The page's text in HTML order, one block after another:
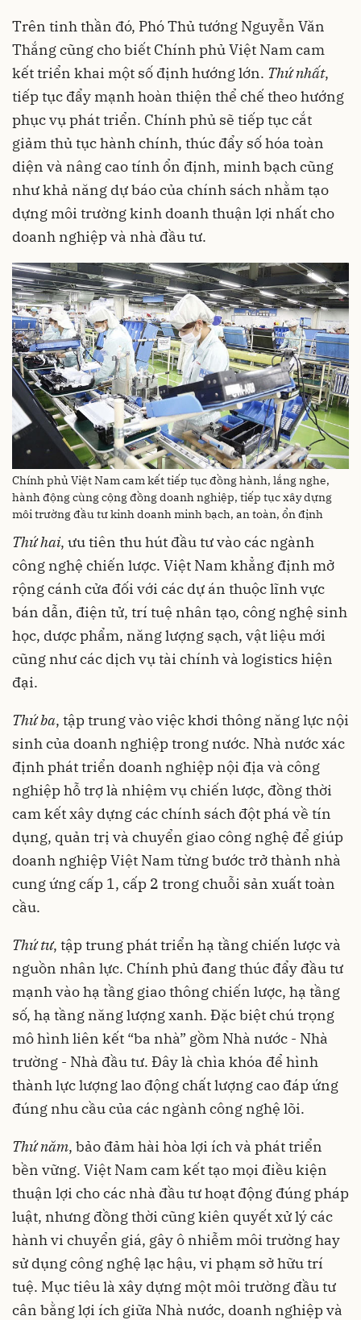
Trên tinh thần đó, Phó Thủ tướng Nguyễn Văn
Thắng cũng cho biết Chính phủ Việt Nam cam
kết triển khai một số định hướng lớn. Thứ nhất,
tiếp tục đẩy mạnh hoàn thiện thể chế theo hướng
phục vụ phát triển. Chính phủ sẽ tiếp tục cắt
giảm thủ tục hành chính, thúc đẩy số hóa toàn
diện và nâng cao tính ổn định, minh bạch cũng
như khả năng dự báo của chính sách nhằm tạo
dựng môi trường kinh doanh thuận lợi nhất cho
doanh nghiệp và nhà đầu tư.
Chính phủ Việt Nam cam kết tiếp tục đồng hành, lắng nghe,
hành động cùng cộng đồng doanh nghiệp, tiếp tục xây dựng
môi trường đầu tư kinh doanh minh bạch, an toàn, ổn định
Thứ hai, ưu tiên thu hút đầu tư vào các ngành
công nghệ chiến lược. Việt Nam khẳng định mở
rộng cánh cửa đối với các dự án thuộc lĩnh vực
bán dẫn, điện tử, trí tuệ nhân tạo, công nghệ sinh
học, dược phẩm, năng lượng sạch, vật liệu mới
cũng như các dịch vụ tài chính và logistics hiện
đại.
Thứ ba, tập trung vào việc khơi thông năng lực nội
sinh của doanh nghiệp trong nước. Nhà nước xác
định phát triển doanh nghiệp nội địa và công
nghiệp hỗ trợ là nhiệm vụ chiến lược, đồng thời
cam kết xây dựng các chính sách đột phá về tín
dụng, quản trị và chuyển giao công nghệ để giúp
doanh nghiệp Việt Nam từng bước trở thành nhà
cung ứng cấp 1, cấp 2 trong chuỗi sản xuất toàn
cầu.
Thứ tư, tập trung phát triển hạ tầng chiến lược và
nguồn nhân lực. Chính phủ đang thúc đẩy đầu tư
mạnh vào hạ tầng giao thông chiến lược, hạ tầng
số, hạ tầng năng lượng xanh. Đặc biệt chú trọng
mô hình liên kết “ba nhà” gồm Nhà nước - Nhà
trường - Nhà đầu tư. Đây là chìa khóa để hình
thành lực lượng lao động chất lượng cao đáp ứng
đúng nhu cầu của các ngành công nghệ lõi.
Thứnăm, bảo đảm hài hòa lợi ích và phát triển
bền vững. Việt Nam cam kết tạo mọi điều kiện
thuận lợi cho các nhà đầu tư hoạt động đúng pháp
luật, nhưng đồng thời cũng kiên quyết xử lý các
hành vi chuyển giá, gây ô nhiễm môi trường hay
sử dụng công nghệ lạc hậu, vi phạm sở hữu trí
tuệ. Mục tiêu là xây dựng một môi trường đầu tư
cân bằng lợi ích giữa Nhà nước, doanh nghiệp và